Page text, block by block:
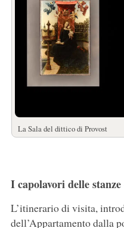
La Sala del dittico di Provost
I capolavori delle
L’itinerario di visita,
dell’Appartamento dalla